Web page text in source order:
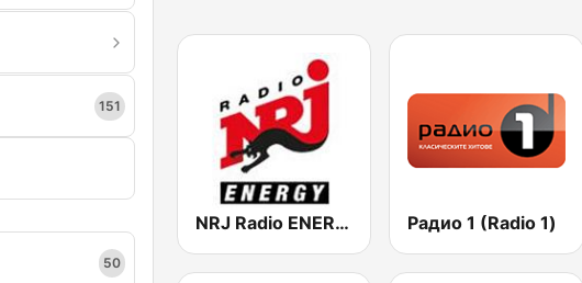
151
50
NRJ Radio ENERGY Радио 1 (Radio 1)